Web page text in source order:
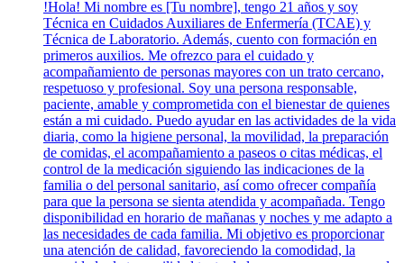
!Hola! Mi nombre es [Tu nombre], tengo 21 años y soy
Técnica en Cuidados Auxiliares de Enfermería (TCAE) y
Técnica de Laboratorio. Además, cuento con formación en
primeros auxilios. Me ofrezco para el cuidado y
acompañamiento de personas mayores con un trato cercano,
respetuoso y profesional. Soy una persona responsable,
paciente, amable y comprometida con el bienestar de quienes
están a mi cuidado. Puedo ayudar en las actividades de la vida
diaria, como la higiene personal, la movilidad, la preparación
de comidas, el acompañamiento a paseos o citas médicas, el
control de la medicación siguiendo las indicaciones de la
familia o del personal sanitario, así como ofrecer compañía
para que la persona se sienta atendida y acompañada. Tengo
disponibilidad en horario de mañanas y noches y me adapto a
las necesidades de cada familia. Mi objetivo es proporcionar
una atención de calidad, favoreciendo la comodidad, la